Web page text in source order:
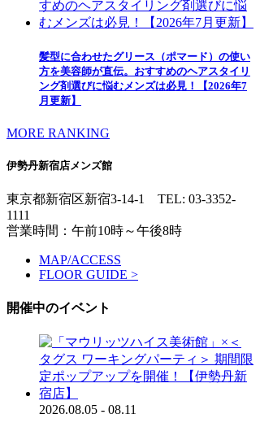
髪型に合わせたグリース（ポマード）の使い
方を美容師が直伝。おすすめのヘアスタイリ
ング剤選びに悩むメンズは必見！【2026年7
月更新】
MORE RANKING
伊勢丹新宿店メンズ館
東京都新宿区新宿3-14-1 TEL: 03-3352-
1111
営業時間：午前10時～午後8時
MAP/ACCESS
FLOOR GUIDE >
開催中のイベント
2026.08.05 - 08.11